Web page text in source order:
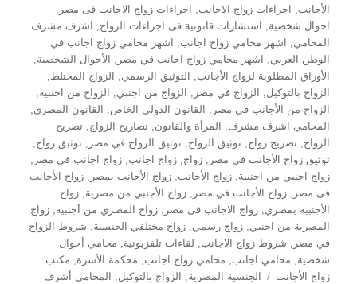
في
الأجانب, اجراءات زواج الاجانب, اجراءات زواج الاجانب فى مصر ,
احوال شخصية, استشارات قانونية فى اجراءات الزواج,
اشرف مشرف
المحامي, اشهر محامي زواج اجانب,
اشهر محامي زواج اجانب في
الوطن العربي, اشهر محامي زواج اجانب في مصر , الأحوال الشخصية,
الأوراق المطلوبة لزواج الأجانب, التوثيق الرسمي, الزواج المختلط,
الزواج بالتوكيل, الزواج في مصر , الزواج من اجنبي, الزواج من اجنبية,
الزواج من الأجانب في مصر , القانون الدولي الخاص, القانون المصري,
المحامي اشرف مشرف, المرأة والقانون,تصاريح الزواج,تصريح
الزواج,تصريح زواج,توثيق الزواج,توثيق الزواج في مصر ,توثيق زواج,
توثيق زواج الأجانب في مصر ,زواج,زواج اجانب,زواج اجانب فى مصر ,
زواج اجنبي من اجنبية,زواج الأجانب,زواج الأجانب بمصر ,زواج الأجانب
فى مصر ,زواج الأجانب في مصر ,زواج الأجنبي من مصرية,زواج
الأجنبية بمصري,زواج الاجانب فى مصر ,زواج المصري من أجنبية,زواج
المصرية من اجنبي,زواج رسمي,زواج مختلفي الجنسية, شروط الزواج
في مصر , شروط زواج الاجانب, لقاءات تلفزيونية, محامي أحوال
شخصية, محامي اجانب, محامي زواج اجانب, محكمة الأسرة, مكتب
زواج الأجانب
الوسوم
الجنسية المصرية, الزواج بالتوكيل,
المحامي أشرف